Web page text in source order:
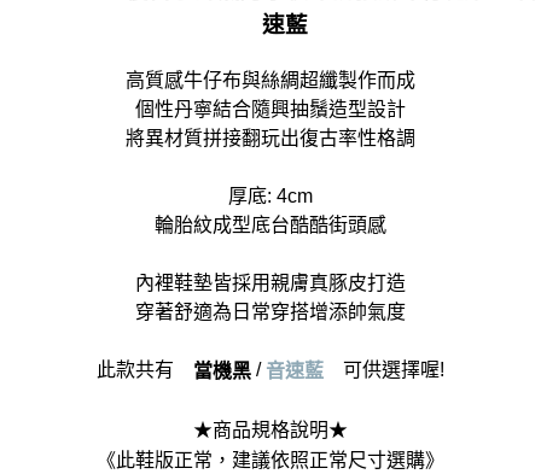
速藍
高質感牛仔布與絲綢超纖製作而成
個性丹寧結合隨興抽鬚造型設計
將異材質拼接翻玩出復古率性格調
厚底: 4cm
輪胎紋成型底台酷酷街頭感
內裡鞋墊皆採用親膚真豚皮打造
穿著舒適為日常穿搭增添帥氣度
此款共有 當機黑 / 音速藍 可供選擇喔!
★商品規格說明★
《此鞋版正常，建議依照正常尺寸選購》